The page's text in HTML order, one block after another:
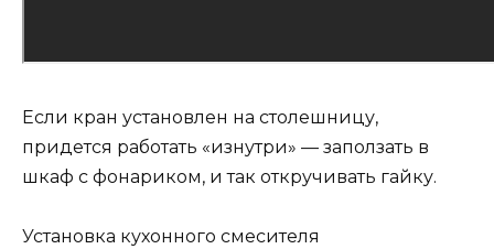
Если кран установлен на столешницу,
придется работать «изнутри» — заползать в
шкаф с фонариком, и так откручивать гайку.
Установка кухонного смесителя